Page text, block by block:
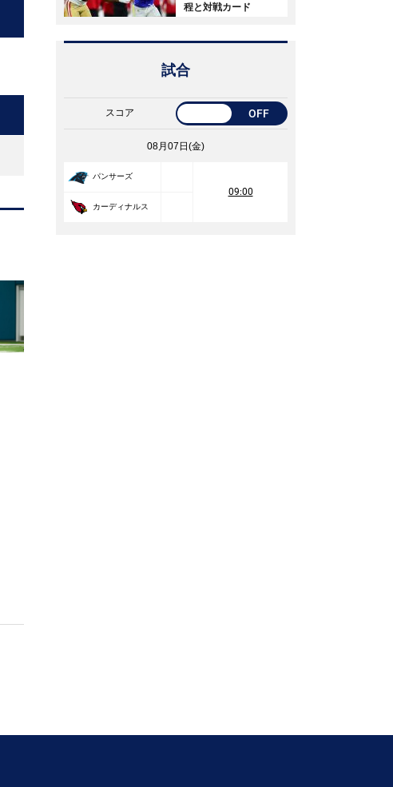
程と対戦カード
試合
スコア OFF
08月07日(金)
パンサーズ
09:00
カーディナルス